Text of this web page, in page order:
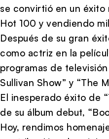
se convirtió en un éxito
Hot 100 y vendiendo
Después de su gran
como actriz en la
programas de
Sullivan Show” y “The
El inesperado éxito de
de su álbum debut,
Hoy, rendimos